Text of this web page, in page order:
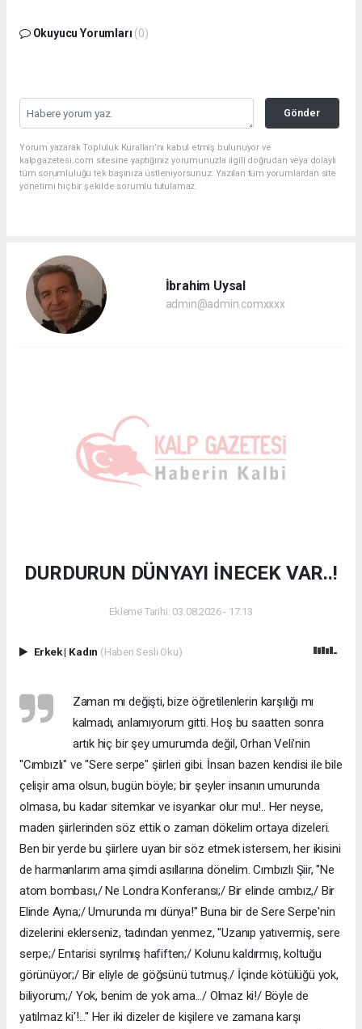
Okuyucu Yorumları (0)
Gönder
Yorum yazarak Topluluk Kuralları’nı kabul etmiş bulunuyor ve
kalpgazetesi.com sitesine yaptığınız yorumunuzla ilgili doğrudan veya dolaylı
tüm sorumluluğu tek başınıza üstleniyorsunuz. Yazılan tüm yorumlardan site
yönetimi hiçbir şekilde sorumlu tutulamaz.
İbrahim Uysal
admin@admin.comxxxx
DURDURUN DÜNYAYI İNECEK VAR..!
Ekleme Tarihi: 03.08.2026 - 17:13
Erkek| Kadın (Haberi Sesli Oku)
Zaman mı değişti, bize öğretilenlerin karşılığı mı
kalmadı, anlamıyorum gitti. Hoş bu saatten sonra
artık hiç bir şey umurumda değil, Orhan Veli'nin
"Cımbızlı" ve "Sere serpe" şiirleri gibi. İnsan bazen kendisi ile bile
çelişir ama olsun, bugün böyle; bir şeyler insanın umurunda
olmasa, bu kadar sitemkar ve isyankar olur mu!.. Her neyse,
maden şiirlerinden söz ettik o zaman dökelim ortaya dizeleri.
Ben bir yerde bu şiirlere uyan bir söz etmek istersem, her ikisini
de harmanlarım ama şimdi asıllarına dönelim. Cımbızlı Şiir, "Ne
atom bombası,/ Ne Londra Konferansı;/ Bir elinde cımbız,/ Bir
Elinde Ayna;/ Umurunda mı dünya!" Buna bir de Sere Serpe'nin
dizelerini eklerseniz, tadından yenmez, "Uzanıp yatıvermiş, sere
serpe;/ Entarisi sıyrılmış hafiften;/ Kolunu kaldırmış, koltuğu
görünüyor;/ Bir eliyle de göğsünü tutmuş./ İçinde kötülüğü yok,
biliyorum;/ Yok, benim de yok ama.../ Olmaz ki!/ Böyle de
yatılmaz ki'!..." Her iki dizeler de kişilere ve zamana karşı